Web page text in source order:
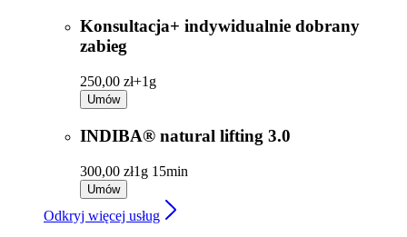
Konsultacja+ indywidualnie dobrany
zabieg
250,00 zł+1g
Umów
INDIBA® natural lifting 3.0
300,00 zł1g 15min
Umów
Odkryj więcej usług